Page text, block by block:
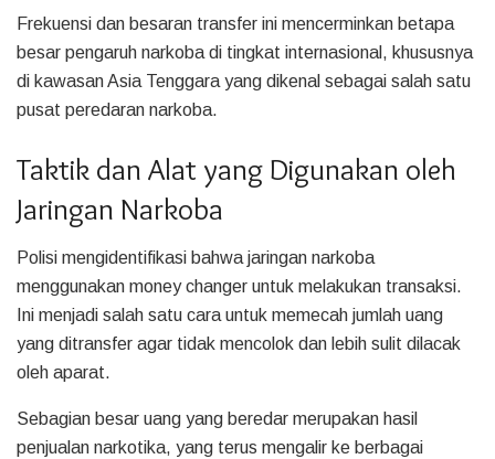
Frekuensi dan besaran transfer ini mencerminkan betapa
besar pengaruh narkoba di tingkat internasional, khususnya
di kawasan Asia Tenggara yang dikenal sebagai salah satu
pusat peredaran narkoba.
Taktik dan Alat yang Digunakan oleh
Jaringan Narkoba
Polisi mengidentifikasi bahwa jaringan narkoba
menggunakan money changer untuk melakukan transaksi.
Ini menjadi salah satu cara untuk memecah jumlah uang
yang ditransfer agar tidak mencolok dan lebih sulit dilacak
oleh aparat.
Sebagian besar uang yang beredar merupakan hasil
penjualan narkotika, yang terus mengalir ke berbagai